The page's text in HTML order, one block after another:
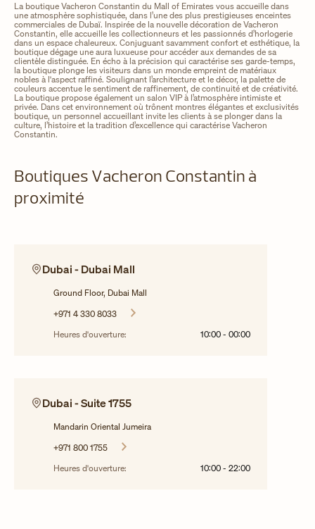
La boutique Vacheron Constantin du Mall of Emirates vous accueille dans
une atmosphère sophistiquée, dans l’une des plus prestigieuses enceintes
commerciales de Dubaï. Inspirée de la nouvelle décoration de Vacheron
Constantin, elle accueille les collectionneurs et les passionnés d’horlogerie
dans un espace chaleureux. Conjuguant savamment confort et esthétique, la
boutique dégage une aura luxueuse pour accéder aux demandes de sa
clientèle distinguée. En écho à la précision qui caractérise ses garde-temps,
la boutique plonge les visiteurs dans un monde empreint de matériaux
nobles à l'aspect raffiné. Soulignant l’architecture et le décor, la palette de
couleurs accentue le sentiment de raffinement, de continuité et de créativité.
La boutique propose également un salon VIP à l’atmosphère intimiste et
privée. Dans cet environnement où trônent montres élégantes et exclusivités
boutique, un personnel accueillant invite les clients à se plonger dans la
culture, l’histoire et la tradition d’excellence qui caractérise Vacheron
Constantin.
Boutiques Vacheron Constantin à
proximité
Dubai - Dubai Mall
Ground Floor, Dubai Mall
+971 4 330 8033
Heures d'ouverture:
10:00 - 00:00
Dubai - Suite 1755
Mandarin Oriental Jumeira
+971 800 1755
Heures d'ouverture:
10:00 - 22:00